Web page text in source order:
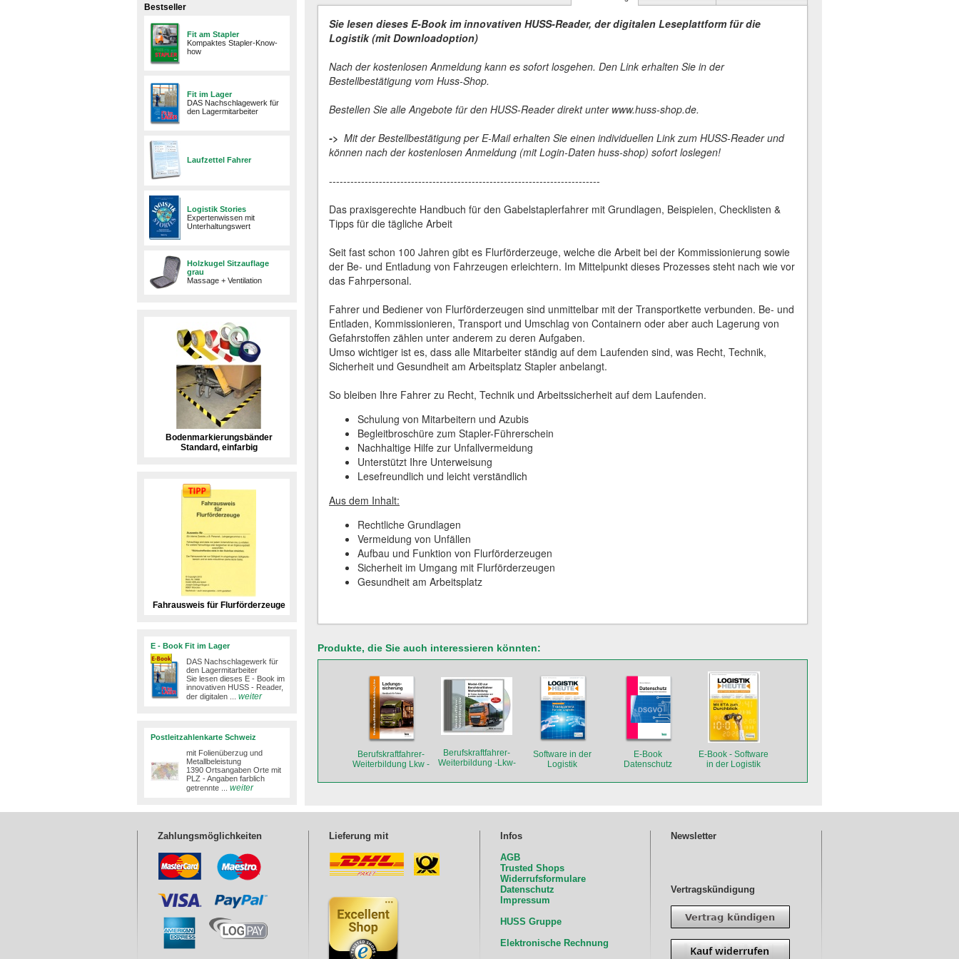
Bestseller
Fit am Stapler
Kompaktes Stapler-Know-
how
Fit im Lager
DAS Nachschlagewerk für
den Lagermitarbeiter
Laufzettel Fahrer
Logistik Stories
Expertenwissen mit
Unterhaltungswert
Holzkugel Sitzauflage
grau
Massage + Ventilation
Bodenmarkierungsbänder
Standard, einfarbig
Fahrausweis für Flurförderzeuge
E - Book Fit im Lager
DAS Nachschlagewerk für
den Lagermitarbeiter
Sie lesen dieses E - Book im
innovativen HUSS - Reader,
der digitalen ...
weiter
Postleitzahlenkarte Schweiz
mit Folienüberzug und
Metallbeleistung
1390 Ortsangaben Orte mit
PLZ - Angaben farblich
getrennte ...
weiter
Sie lesen dieses E-Book im innovativen HUSS-Reader, der digitalen Leseplattform fürdie
Logistik (mit Downloadoption)
Nach der kostenlosen Anmeldung kann es sofort losgehen. Den Link erhalten Sie in der
Bestellbestätigung vom Huss-Shop.
Bestellen Sie alle Angebote für den HUSS-Reader direkt unter www.huss-shop.de.
-> Mit der Bestellbestätigung per E-Mail erhalten Sie einen individuellen Link zum HUSS-Reader und
können nach der kostenlosen Anmeldung (mit Login-Daten huss-shop) sofort loslegen!
----------------------------------------------------------------------------
Das praxisgerechte Handbuch für den Gabelstaplerfahrer mit Grundlagen, Beispielen, Checklisten &
Tipps für die tägliche Arbeit
Seit fast schon 100 Jahren gibt es Flurförderzeuge, welche die Arbeit bei der Kommissionierung sowie
der Be- und Entladung von Fahrzeugen erleichtern. Im Mittelpunkt dieses Prozesses steht nach wie vor
das Fahrpersonal.
Fahrer und Bediener von Flurförderzeugen sind unmittelbar mit der Transportkette verbunden. Be- und
Entladen, Kommissionieren, Transport und Umschlag von Containern oder aber auch Lagerung von
Gefahrstoffen zählen unter anderem zu deren Aufgaben.
Umso wichtiger ist es, dass alle Mitarbeiter ständig auf dem Laufenden sind, was Recht, Technik,
Sicherheit und Gesundheit am Arbeitsplatz Stapler anbelangt.
So bleiben Ihre Fahrer zu Recht, Technik und Arbeitssicherheit auf dem Laufenden.
Schulung von Mitarbeitern und Azubis
Begleitbroschüre zum Stapler-Führerschein
Nachhaltige Hilfe zur Unfallvermeidung
Unterstützt Ihre Unterweisung
Lesefreundlich und leicht verständlich
Aus dem Inhalt:
Rechtliche Grundlagen
Vermeidung von Unfällen
Aufbau und Funktion von Flurförderzeugen
Sicherheit im Umgang mit Flurförderzeugen
Gesundheit am Arbeitsplatz
Produkte, die Sie auch interessieren könnten:
Berufskraftfahrer-
Weiterbildung Lkw -
Berufskraftfahrer-
Weiterbildung -Lkw-
Software in der
Logistik
E-Book
Datenschutz
E-Book - Software
in der Logistik
Zahlungsmöglichkeiten Lieferung mit
Infos
AGB
Trusted Shops
Widerrufsformulare
Datenschutz
Impressum
HUSS Gruppe
Elektronische Rechnung
Newsletter
Vertragskündigung